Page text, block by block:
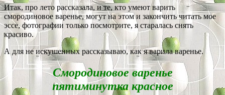
Итак, про лето рассказала, и те, кто умеют варить
смородиновое варенье, могут на этом и закончить читать мое
эссе, фотографии только посмотрите, я старалась снять
красиво.
А для не искушенных рассказываю, как я варила варенье.
Смородиновое варенье
пятиминутка красное